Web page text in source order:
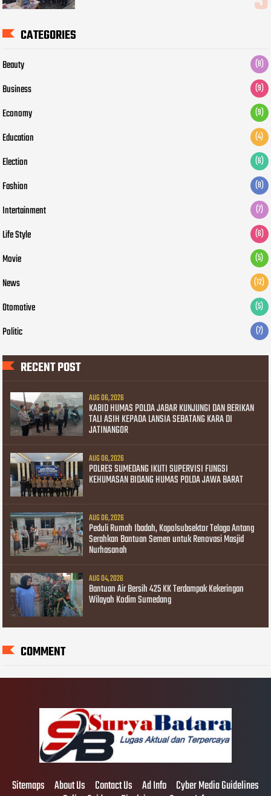
CATEGORIES
Beauty (8)
Business (9)
Economy (9)
Education (4)
Election (6)
Fashion (8)
Intertainment (7)
Life Style (6)
Movie (5)
News (12)
Otomotive (5)
Politic (7)
RECENT POST
AUG 06, 2026
KABID HUMAS POLDA JABAR KUNJUNGI DAN BERIKAN
TALI ASIH KEPADA LANSIA SEBATANG KARA DI
JATINANGOR
AUG 06, 2026
POLRES SUMEDANG IKUTI SUPERVISI FUNGSI
KEHUMASAN BIDANG HUMAS POLDA JAWA BARAT
AUG 06, 2026
Peduli Rumah Ibadah, Kapolsubsektor Telaga Antang
Serahkan Bantuan Semen untuk Renovasi Masjid
Nurhasanah
AUG 04, 2026
Bantuan Air Bersih 425 KK Terdampak Kekeringan
Wilayah Kodim Sumedang
COMMENT
Sitemaps About Us Contact Us Ad Info Cyber Media Guidelines